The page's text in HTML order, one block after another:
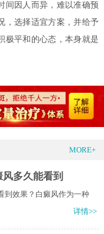
间因人而异，难以准确预
，选择适宜方案，并给予
极平和的心态，本身就是
MORE+
多久能看到
到效果？白癜风作为一种
详情>>